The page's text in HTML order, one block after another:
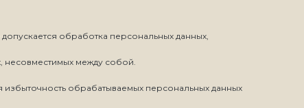
обработка персональных данных,
несовместимых между собой.
обрабатываемых персональных данных